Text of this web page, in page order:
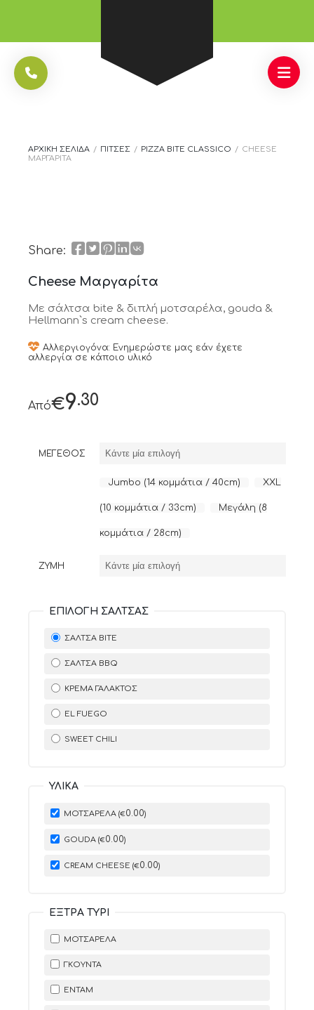
ΑΡΧΙΚΉ ΣΕΛΊΔΑ / ΠΊΤΣΕΣ / PIZZA BITE CLASSICO / CHEESE
ΜΑΡΓΑΡΊΤΑ
Share:
Cheese Μαργαρίτα
Με σάλτσα bite & διπλή μοτσαρέλα, gouda &
Hellmann`s cream cheese.
Αλλεργιογόνα: Ενημερώστε μας εάν έχετε
αλλεργία σε κάποιο υλικό
Από€9.30
ΜΈΓΕΘΟΣ
Jumbo (14 κομμάτια / 40cm) XXL
(10 κομμάτια / 33cm) Μεγάλη (8
κομμάτια / 28cm)
ΖΎΜΗ
ΕΠΙΛΟΓΉ ΣΆΛΤΣΑΣ
ΣΆΛΤΣΑ BITE
ΣΆΛΤΣΑ BBQ
ΚΡΈΜΑ ΓΆΛΑΚΤΟΣ
EL FUEGO
SWEET CHILI
ΥΛΙΚΆ
ΜΟΤΣΑΡΈΛΑ (€ 0.00)
GOUDA (€ 0.00)
CREAM CHEESE (€ 0.00)
ΈΞΤΡΑ ΤΥΡΊ
ΜΟΤΣΑΡΈΛΑ
ΓΚΟΎΝΤΑ
ΈΝΤΑΜ